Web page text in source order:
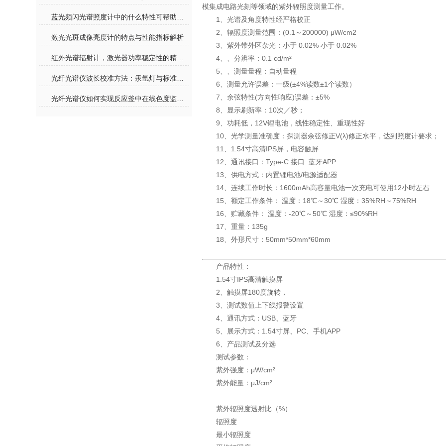
激光光斑成像亮度计的特点与性能指标解析
模集成电路光刻等领域的紫外辐照度测量工作。
1、光谱及角度特性经严格校正
2、辐照度测量范围：(0.1～200000) μW/cm2
3、紫外带外区杂光：小于 0.02% 小于 0.02%
4、、分辨率：0.1 cd/m²
5、、测量量程：自动量程
6、测量允许误差：一级(±4%读数±1个读数）
7、余弦特性(方向性响应)误差：±5%
8、显示刷新率：10次／秒；
9、功耗低，12V锂电池，线性稳定性、重现性好
10、光学测量准确度：探测器余弦修正V(λ)修正水平，达到照度计要求；
11、1.54寸高清IPS屏，电容触屏
12、通讯接口：Type-C 接口 蓝牙APP
13、供电方式：内置锂电池/电源适配器
14、连续工作时长：1600mAh高容量电池一次充电可使用12小时左右
15、额定工作条件： 温度：18℃～30℃ 湿度：35%RH～75%RH
16、贮藏条件： 温度：-20℃～50℃ 湿度：≤90%RH
17、重量：135g
18、外形尺寸：50mm*50mm*60mm
产品特性：
1.54寸IPS高清触摸屏
2、触摸屏180度旋转，
3、测试数值上下线报警设置
4、通讯方式：USB、蓝牙
5、展示方式：1.54寸屏、PC、手机APP
6、产品测试及分选
测试参数：
紫外强度：μW/cm²
紫外能量：μJ/cm²
紫外辐照度透射比（%）
辐照度
最小辐照度